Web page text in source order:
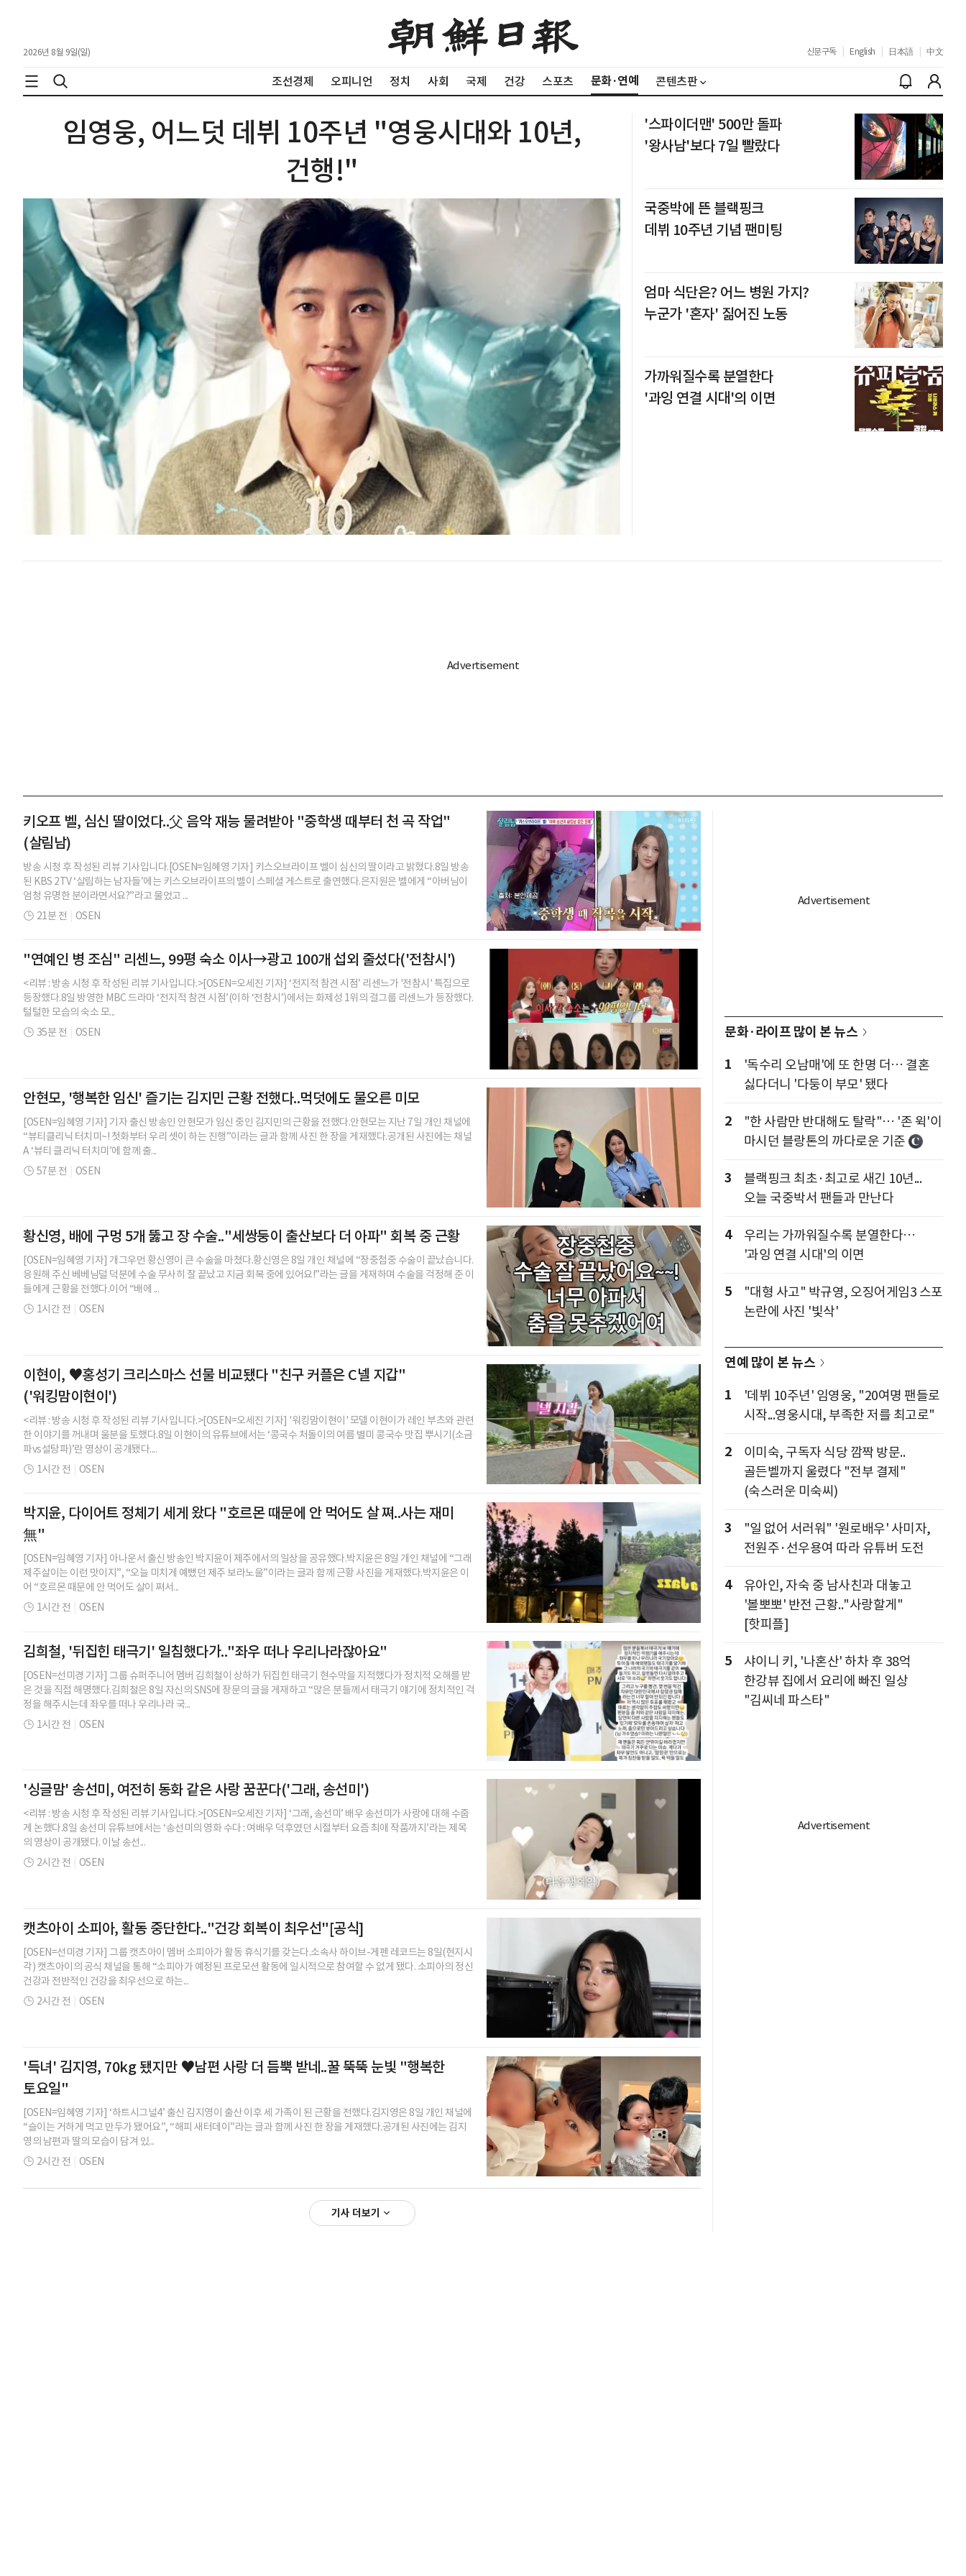
2026년 8월 9일(일) 신문구독 English 日本語 中文
조선경제 오피니언 정치 사회 국제 건강 스포츠 문화·연예 콘텐츠판
임영웅, 어느덧 데뷔 10주년 "영웅시대와 10년,
건행!"
'스파이더맨' 500만 돌파
'왕사남'보다 7일 빨랐다
국중박에 뜬 블랙핑크
데뷔 10주년 기념 팬미팅
엄마 식단은? 어느 병원 가지?
누군가 '혼자' 짊어진 노동
가까워질수록 분열한다
'과잉 연결 시대'의 이면
키오프 벨, 심신 딸이었다..父 음악 재능 물려받아 "중학생 때부터 천 곡 작업"
(살림남)
방송 시청 후 작성된 리뷰 기사입니다.[OSEN=임혜영 기자] 키스오브라이프 벨이 심신의 딸이라고 밝혔다.8일 방송
된 KBS 2TV ‘살림하는 남자들’에는 키스오브라이프의 벨이 스페셜 게스트로 출연했다.은지원은 벨에게 “아버님이
엄청 유명한 분이라면서요?”라고 물었고 ...
21분 전
OSEN
"연예인 병 조심" 리센느, 99평 숙소 이사→광고 100개 섭외 줄섰다('전참시')
<리뷰 : 방송 시청 후 작성된 리뷰 기사입니다.>[OSEN=오세진 기자] ‘전지적 참견 시점’ 리센느가 '전참시' 특집으로
등장했다.8일 방영한 MBC 드라마 ‘전지적 참견 시점’(이하 ‘전참시’)에서는 화제성 1위의 걸그룹 리센느가 등장했다.
털털한 모습의 숙소 모...
35분 전
OSEN
안현모, '행복한 임신' 즐기는 김지민 근황 전했다..먹덧에도 물오른 미모
[OSEN=임혜영 기자] 기자 출신 방송인 안현모가 임신 중인 김지민의 근황을 전했다.안현모는 지난 7일 개인 채널에
“뷰티클리닉 터치미~! 첫화부터 우리 셋이 하는 진행”이라는 글과 함께 사진 한 장을 게재했다.공개된 사진에는 채널
A ‘뷰티 클리닉 터치미’에 함께 출...
57분 전
OSEN
황신영, 배에 구멍 5개 뚫고 장 수술.."세쌍둥이 출산보다 더 아파" 회복 중 근황
[OSEN=임혜영 기자] 개그우먼 황신영이 큰 수술을 마쳤다.황신영은 8일 개인 채널에 “장중첩중 수술이 끝났습니다.
응원해 주신 베베님덜 덕분에 수술 무사히 잘 끝났고 지금 회복 중에 있어요!”라는 글을 게재하며 수술을 걱정해 준 이
들에게 근황을 전했다.이어 “배에 ...
1시간 전
OSEN
이현이, ♥홍성기 크리스마스 선물 비교됐다 "친구 커플은 C넬 지갑"
('워킹맘이현이')
<리뷰 : 방송 시청 후 작성된 리뷰 기사입니다.>[OSEN=오세진 기자] '워킹맘이현이' 모델 이현이가 레인 부츠와 관련
한 이야기를 꺼내며 울분을 토했다.8일 이현이의 유튜브에서는 ‘콩국수 처돌이의 여름 별미 콩국수 맛집 뿌시기(소금
파vs설탕파)’란 영상이 공개됐다....
1시간 전
OSEN
박지윤, 다이어트 정체기 세게 왔다 "호르몬 때문에 안 먹어도 살 쪄..사는 재미
無"
[OSEN=임혜영 기자] 아나운서 출신 방송인 박지윤이 제주에서의 일상을 공유했다.박지윤은 8일 개인 채널에 “그래
제주살이는 이런 맛이지”, “오늘 미치게 예뻤던 제주 보라노을”이라는 글과 함께 근황 사진을 게재했다.박지윤은 이
어 “호르몬 때문에 안 먹어도 살이 쪄서...
1시간 전
OSEN
김희철, '뒤집힌 태극기' 일침했다가.."좌우 떠나 우리나라잖아요"
[OSEN=선미경 기자] 그룹 슈퍼주니어 멤버 김희철이 상하가 뒤집힌 태극기 현수막을 지적했다가 정치적 오해를 받
은 것을 직접 해명했다.김희철은 8일 자신의 SNS에 장문의 글을 게재하고 “많은 분들께서 태극기 얘기에 정치적인 걱
정을 해주시는데 좌우를 떠나 우리나라 국...
1시간 전
OSEN
'싱글맘' 송선미, 여전히 동화 같은 사랑 꿈꾼다('그래, 송선미')
<리뷰 : 방송 시청 후 작성된 리뷰 기사입니다.>[OSEN=오세진 기자] ‘그래, 송선미’ 배우 송선미가 사랑에 대해 수줍
게 논했다.8일 송선미 유튜브에서는 ‘송선미의 영화 수다 : 여배우 덕후였던 시절부터 요즘 최애 작품까지’라는 제목
의 영상이 공개됐다. 이날 송선...
2시간 전
OSEN
캣츠아이 소피아, 활동 중단한다.."건강 회복이 최우선"[공식]
[OSEN=선미경 기자] 그룹 캣츠아이 멤버 소피아가 활동 휴식기를 갖는다.소속사 하이브-게펜 레코드는 8일(현지시
각) 캣츠아이의 공식 채널을 통해 “소피아가 예정된 프로모션 활동에 일시적으로 참여할 수 없게 됐다. 소피아의 정신
건강과 전반적인 건강을 최우선으로 하는...
2시간 전
OSEN
'득녀' 김지영, 70kg 됐지만 ♥남편 사랑 더 듬뿍 받네..꿀 뚝뚝 눈빛 "행복한
토요일"
[OSEN=임혜영 기자] ‘하트시그널4’ 출신 김지영이 출산 이후 세 가족이 된 근황을 전했다.김지영은 8일 개인 채널에
“슬이는 거하게 먹고 만두가 됐어요”, “해피 새터데이”라는 글과 함께 사진 한 장을 게재했다.공개된 사진에는 김지
영의 남편과 딸의 모습이 담겨 있...
2시간 전
OSEN
기사 더보기
문화·라이프 많이 본 뉴스
1
'독수리 오남매'에 또 한명 더… 결혼
싫다더니 '다둥이 부모' 됐다
2
"한 사람만 반대해도 탈락"… '존 윅'이
마시던 블랑톤의 까다로운 기준
3
블랙핑크 최초·최고로 새긴 10년...
오늘 국중박서 팬들과 만난다
4
우리는 가까워질수록 분열한다…
'과잉 연결 시대'의 이면
5
"대형 사고" 박규영, 오징어게임3 스포
논란에 사진 '빛삭'
연예 많이 본 뉴스
1
'데뷔 10주년' 임영웅, "20여명 팬들로
시작...영웅시대, 부족한 저를 최고로"
2
이미숙, 구독자 식당 깜짝 방문..
골든벨까지 울렸다 "전부 결제"
(숙스러운 미숙씨)
3
"일 없어 서러워" '원로배우' 사미자,
전원주·선우용여 따라 유튜버 도전
4
유아인, 자숙 중 남사친과 대놓고
'볼뽀뽀' 반전 근황.."사랑할게"
[핫피플]
5
샤이니 키, '나혼산' 하차 후 38억
한강뷰 집에서 요리에 빠진 일상
"김씨네 파스타"